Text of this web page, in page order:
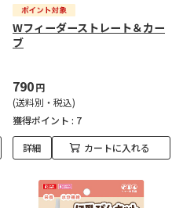
Wフィーダーストレート＆カー
ブ
790円
(送料別・税込)
獲得ポイント : 7
詳細 カートに入れる